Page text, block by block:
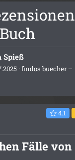
Spieß
·findos buecher –
4.1
Fälle von